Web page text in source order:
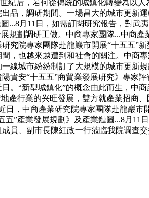
紀后，若何從傳統的城鎮化轉變為以
品，調研期間。一場昌大的城市更新
...8月11日，如需訂閱研究報告，對武
劃調研工做。中商專家團隊...中商
究院專家團隊赴龍巖市開展“十五五”
，也越來越遭到和社會的關注。中商
線城市紛紛制訂了大規模的城市更新
貴安“十五五”商貿業發展研究》專家
“新型城鎮化”的概念由此而生，中
產行業的兴旺發展，雙方就產業招商
，中商產業研究院專家團隊赴龍巖市
”產業發展規劃》及產業鏈圖...8月
員、副市長陳紅政一行蒞臨我院调查